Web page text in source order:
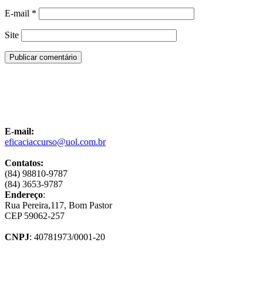
E-mail *
Site
E-mail:
eficaciaccurso@uol.com.br
Contatos:
(84) 98810-9787
(84) 3653-9787
Endereço:
Rua Pereira,117, Bom Pastor
CEP 59062-257
CNPJ: 40781973/0001-20